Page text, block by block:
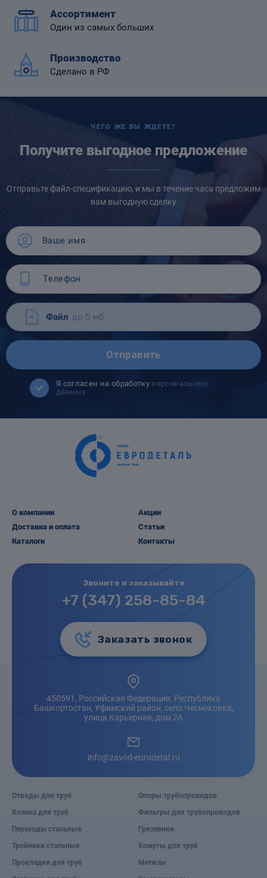
Ассортимент
Один из самых больших
Производство
Сделано в РФ
ЧЕГО ЖЕ ВЫ ЖДЕТЕ?
Получите выгодное предложение
Отправьте файл-спецификацию, и мы в течение часа предложим
вам выгодную сделку
Файл до 5 мб
Отправить
Я согласен на обработку персональных
данных
О компании
Доставка и оплата
Каталоги
Акции
Статьи
Контакты
Звоните и заказывайте
+7 (347) 258-85-84
Заказать звонок
450591, Российская Федерация, Республика
Башкортостан, Уфимский район, село Чесноковка,
улица Карьерная, дом 2А
info@zavod-eurodetal.ru
Отводы для труб
Колена для труб
Переходы стальные
Тройники стальные
Прокладки для труб
Опоры трубопроводов
Фильтры для трубопроводов
Грязевики
Хомуты для труб
Метизы